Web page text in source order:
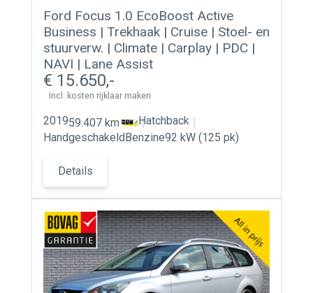
Ford Focus 1.0 EcoBoost Active
Business | Trekhaak | Cruise | Stoel- en
stuurverw. | Climate | Carplay | PDC |
NAVI | Lane Assist
15.650
Incl. kosten rijklaar maken
201959.407 km
Hatchback
Handgeschakeld Benzine92 kW (125 pk)
Details